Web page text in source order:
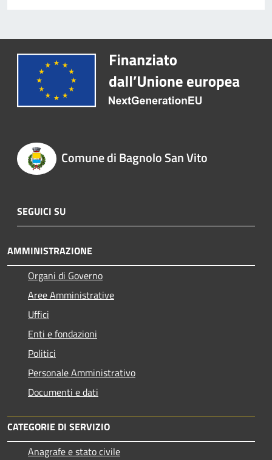
Comune di Bagnolo San Vito
SEGUICI SU
AMMINISTRAZIONE
Organi di Governo
Aree Amministrative
Uffici
Enti e fondazioni
Politici
Personale Amministrativo
Documenti e dati
CATEGORIE DI SERVIZIO
Anagrafe e stato civile